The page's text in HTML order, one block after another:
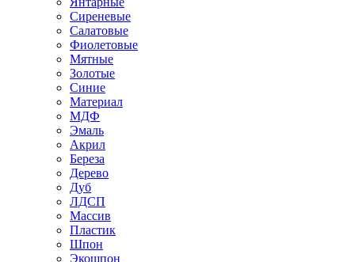
Сиреневые
Салатовые
Фиолетовые
Мятные
Золотые
Синие
Материал
МДФ
Эмаль
Акрил
Береза
Дерево
Дуб
ЛДСП
Массив
Пластик
Шпон
Экошпон